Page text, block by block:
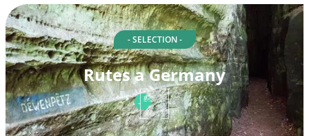
- SELECTION -
Rutes a Germany